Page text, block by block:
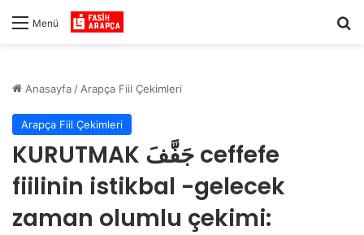
Menü
Anasayfa / Arapça Fiil Çekimleri
Arapça Fiil Çekimleri
KURUTMAK جَفَّفَ ceffefe
fiilinin istikbal -gelecek
zaman olumlu çekimi: